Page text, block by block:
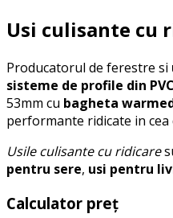
Usi culisante cu
Producatorul de ferestre si
sisteme de profile din PVC
53mm cu bagheta
performante ridicate in
Usile culisante cu ridicare
pentru sere, usi pentru
Calculator preț